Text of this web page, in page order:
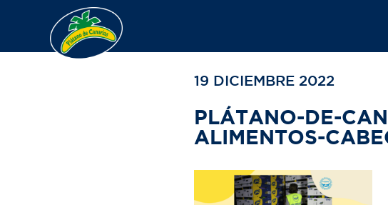
19 DICIEMBRE 2022
PLÁTANO-DE-
ALIMENTOS-